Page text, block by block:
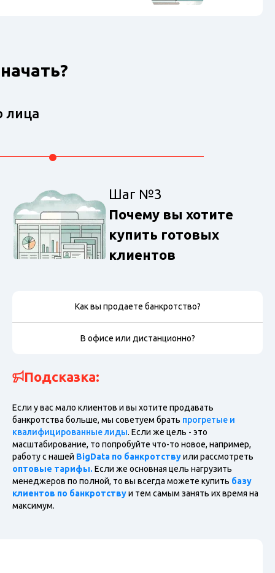
лица
Шаг №3
Почему вы хотите
купить готовых
клиентов
Как вы продаете банкротство?
В офисе или дистанционно?
Подсказка:
Если у вас мало клиентов и вы хотите продавать
банкротства больше, мы советуем брать прогретые и
квалифицированные лиды. Если же цель - это
масштабирование, то попробуйте что-то новое, например,
работу с нашей BigData по банкротствуили рассмотреть
оптовые тарифы. Если же основная цель нагрузить
менеджеров по полной, то вы всегда можете купить базу
клиентов по банкротствуи тем самым занять их время на
максимум.